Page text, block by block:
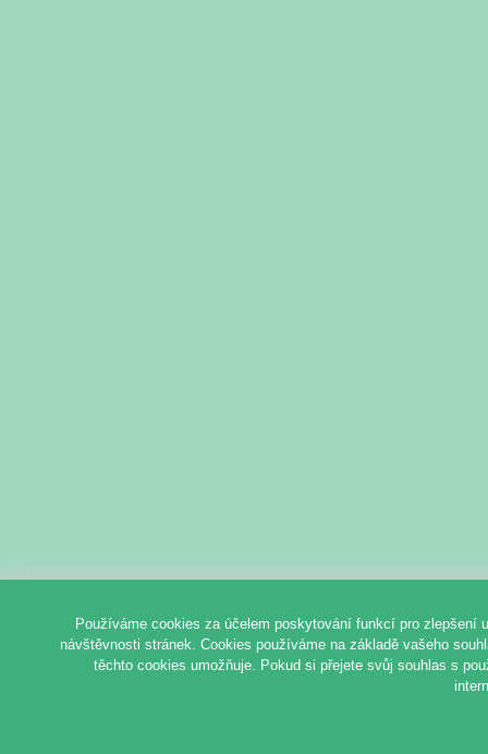
Používáme cookies za účelem poskytování funkcí pro zlepšení
návštěvnosti stránek. Cookies používáme na základě vašeho
těchto cookies umožňuje. Pokud si přejete svůj souhlas s